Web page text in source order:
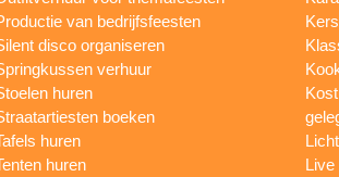
van bedrijfsfeesten
disco organiseren
verhuur
huren
boeken
huren
huren
Live